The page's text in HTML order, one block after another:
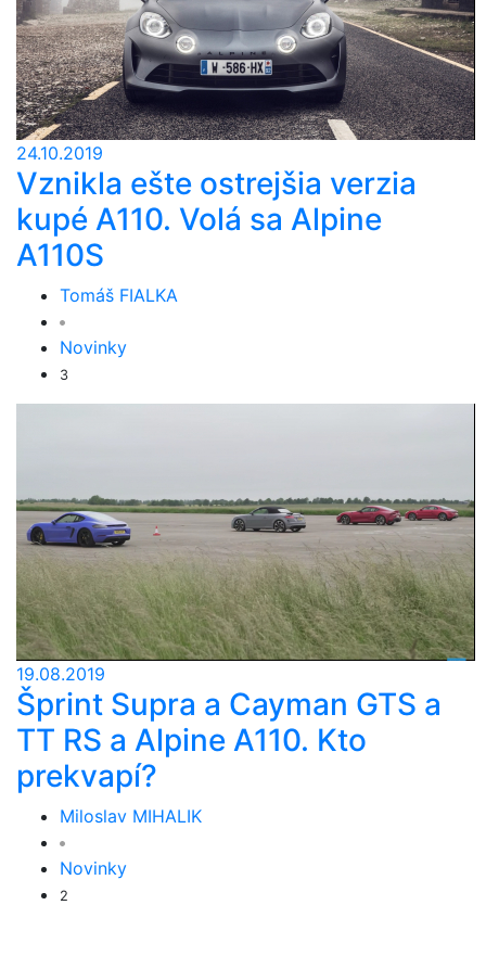
24.10.2019
Vznikla ešte ostrejšia verzia
kupé A110. Volá sa Alpine
A110S
Tomáš FIALKA
Novinky
3
19.08.2019
Šprint Supra a Cayman GTS a
TT RS a Alpine A110. Kto
prekvapí?
Miloslav MIHALIK
Novinky
2